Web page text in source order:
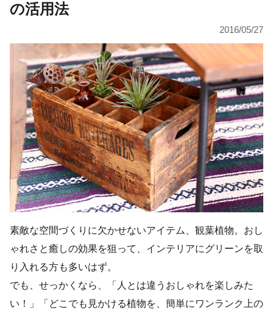
の活用法
2016/05/27
素敵な空間づくりに欠かせないアイテム、観葉植物。おし
ゃれさと癒しの効果を狙って、インテリアにグリーンを取
り入れる方も多いはず。
でも、せっかくなら、「人とは違うおしゃれを楽しみた
い！」「どこでも見かける植物を、簡単にワンランク上の